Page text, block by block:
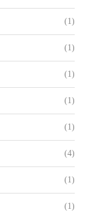
(1)
(1)
(1)
(1)
(1)
(4)
(1)
(1)